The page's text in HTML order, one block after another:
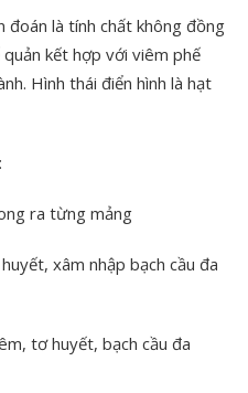
đoán là tính chất không đồng
kết hợp với viêm phế
Hình thái điển hình là hạt
ra từng mảng
xâm nhập bạch cầu đa
tơ huyết, bạch cầu đa